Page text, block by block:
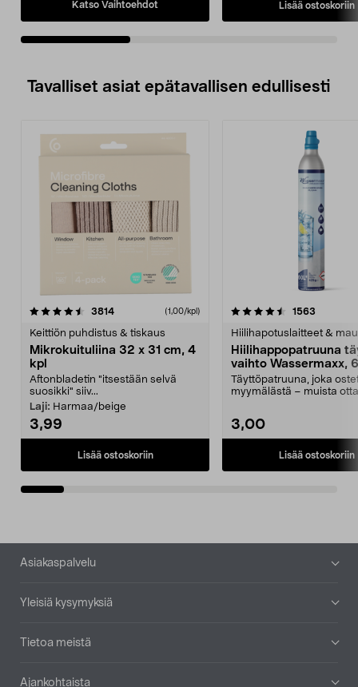
Katso Vaihtoehdot Lisää ostoskoriin
Tavalliset asiat epätavallisen edullisesti
3814arvostelut (1,00/kpl)
Keittiön puhdistus & tiskaus
Mikrokuituliina 32 x 31 cm, 4
kpl
Aftonbladetin "itsestään selvä
suosikki" siiv...
Laji: Harmaa/beige
3,99
Lisää ostoskoriin
4.5viidestä
1563
Hiilihapotuslaitteet &
Hiilihappopatruuna
vaihto Wassermaxx,
Täyttöpatruuna, joka
myymälästä – muista
3,00
Lisää ostoskoriin
4.5viidestä
Alatunniste
Asiakaspalvelu
Yleisiä kysymyksiä
Tietoa meistä
Ajankohtaista